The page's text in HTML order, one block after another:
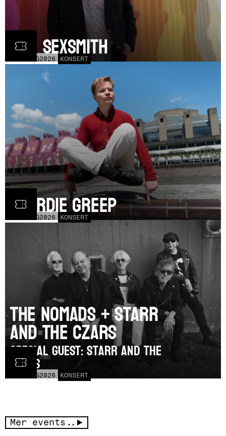
AUG2026 KONSERT
Ron Sexsmith
AUG2026 KONSERT
Geordie Greep
AUG2026 KONSERT
The Nomads + Starr
and the Czars
SPECIAL GUEST: Starr and the
Czars
Mer events..